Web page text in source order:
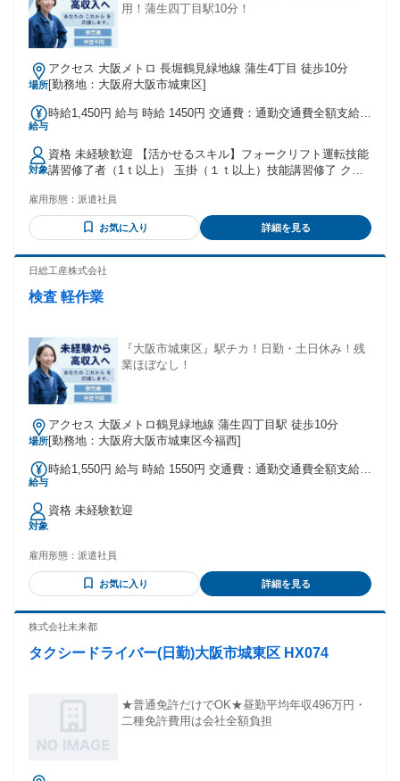
用！蒲生四丁目駅10分！
場所
アクセス 大阪メトロ 長堀鶴見緑地線 蒲生4丁目 徒歩10分
[勤務地：大阪府大阪市城東区]
給与
時給1,450円 給与 時給 1450円 交通費：通勤交通費全額支給
対象
資格 未経験歓迎 【活かせるスキル】フォークリフト運転技能
講習修了者（1ｔ以上） 玉掛（１ｔ以上）技能講習修了 クレ
雇用形態： 派遣社員
お気に入り 詳細を見る
日総工産株式会社
検査 軽作業
『大阪市城東区』駅チカ！日勤・土日休み！残
業ほぼなし！
場所
アクセス 大阪メトロ鶴見緑地線 蒲生四丁目駅 徒歩10分
[勤務地：大阪府大阪市城東区今福西]
給与
時給1,550円 給与 時給 1550円 交通費：通勤交通費全額支給
対象
資格 未経験歓迎
雇用形態： 派遣社員
お気に入り 詳細を見る
株式会社未来都
タクシードライバー(日勤)大阪市城東区 HX074
★普通免許だけでOK★昼勤平均年収496万円・
二種免許費用は会社全額負担